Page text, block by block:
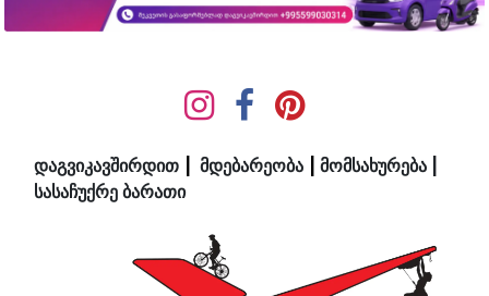
დაგვიკავშირდით მდ​ებ​​არეობა მომსახურება
სასაჩუქრე ბარათი